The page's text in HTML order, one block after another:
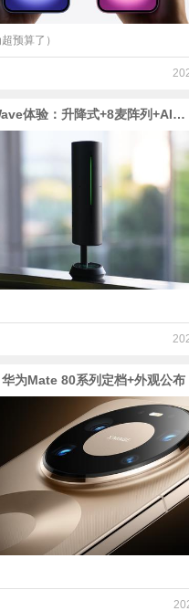
预算了）
有钱真好，影石Wave体验：升降式+8麦阵列+AI录音的全向麦克风
为Mate 80系列定档+外观公布